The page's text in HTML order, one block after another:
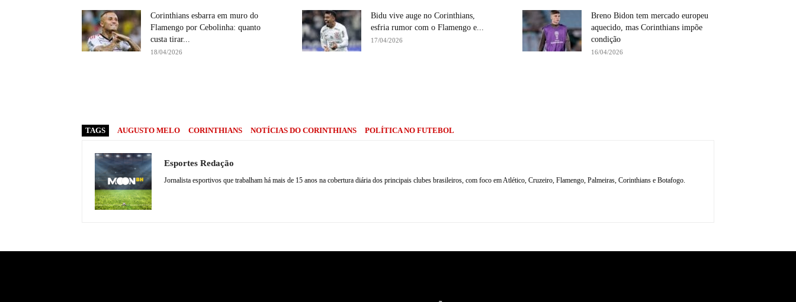
Corinthians esbarra em muro do
Flamengo por Cebolinha: quanto
custa tirar...
18/04/2026
Bidu vive auge no Corinthians,
esfria rumor com o Flamengo e...
17/04/2026
Breno Bidon tem mercado europeu
aquecido, mas Corinthians impõe
condição
16/04/2026
TAGS AUGUSTO MELO CORINTHIANS NOTÍCIAS DO CORINTHIANS POLÍTICA NO FUTEBOL
Esportes Redação
Jornalista esportivos que trabalham há mais de 15 anos na cobertura diária dos principais clubes brasileiros, com foco em Atlético, Cruzeiro, Flamengo, Palmeiras, Corinthians e Botafogo.